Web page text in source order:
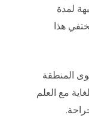
لمدة
ويختفي هذا
المنطقة
مع العلم